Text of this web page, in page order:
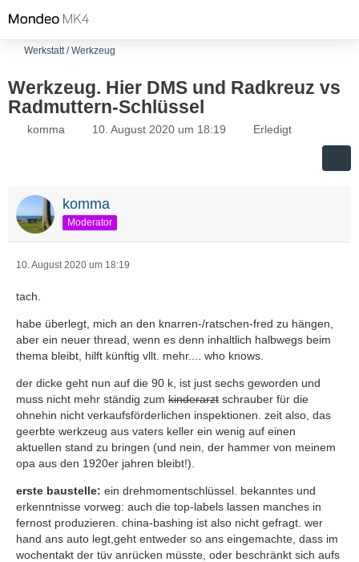
Werkstatt / Werkzeug
Werkzeug. Hier DMS und Radkreuz vs
Radmuttern-Schlüssel
komma 10. August 2020 um 18:19 Erledigt
komma
Moderator
10. August 2020 um 18:19
tach.
habe überlegt, mich an den knarren-/ratschen-fred zu hängen,
aber ein neuer thread, wenn es denn inhaltlich halbwegs beim
thema bleibt, hilft künftig vllt. mehr.... who knows.
der dicke geht nun auf die 90 k, ist just sechs geworden und
muss nicht mehr ständig zum kinderarzt schrauber für die
ohnehin nicht verkaufsförderlichen inspektionen. zeit also, das
geerbte werkzeug aus vaters keller ein wenig auf einen
aktuellen stand zu bringen (und nein, der hammer von meinem
opa aus den 1920er jahren bleibt!).
erste baustelle: ein drehmomentschlüssel. bekanntes und
erkenntnisse vorweg: auch die top-labels lassen manches in
fernost produzieren. china-bashing ist also nicht gefragt. wer
hand ans auto legt,geht entweder so ans eingemachte, dass im
wochentakt der tüv anrücken müsste, oder beschränkt sich aufs